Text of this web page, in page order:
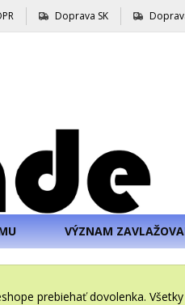
Doprava SK
VÝZNAM
prebiehať dovolenka.